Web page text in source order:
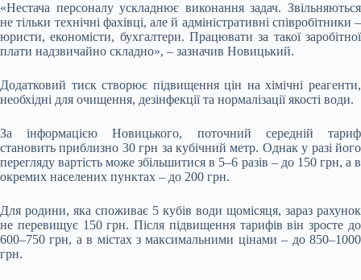
«Нестача персоналу ускладнює виконання задач. Звільняються
не тільки технічні фахівці, але й адміністративні співробітники –
юристи, економісти, бухгалтери. Працювати за такої заробітної
плати надзвичайно складно», – зазначив Новицький.
Додатковий тиск створює підвищення цін на хімічні реагенти,
необхідні для очищення, дезінфекції та нормалізації якості води.
За інформацією Новицького, поточний середній тариф
становить приблизно 30 грн за кубічний метр. Однак у разі його
перегляду вартість може збільшитися в 5–6 разів – до 150 грн, а в
окремих населених пунктах – до 200 грн.
Для родини, яка споживає 5 кубів води щомісяця, зараз рахунок
не перевищує 150 грн. Після підвищення тарифів він зросте до
600–750 грн, а в містах з максимальними цінами – до 850–1000
грн.